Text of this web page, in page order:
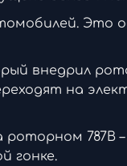
Это
внедрил
на
роторном 787B
гонке.